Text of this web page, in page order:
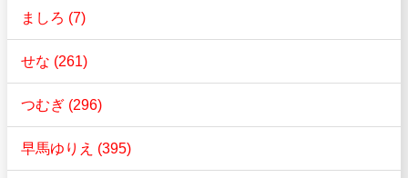
ましろ (7)
せな (261)
つむぎ (296)
早馬ゆりえ (395)